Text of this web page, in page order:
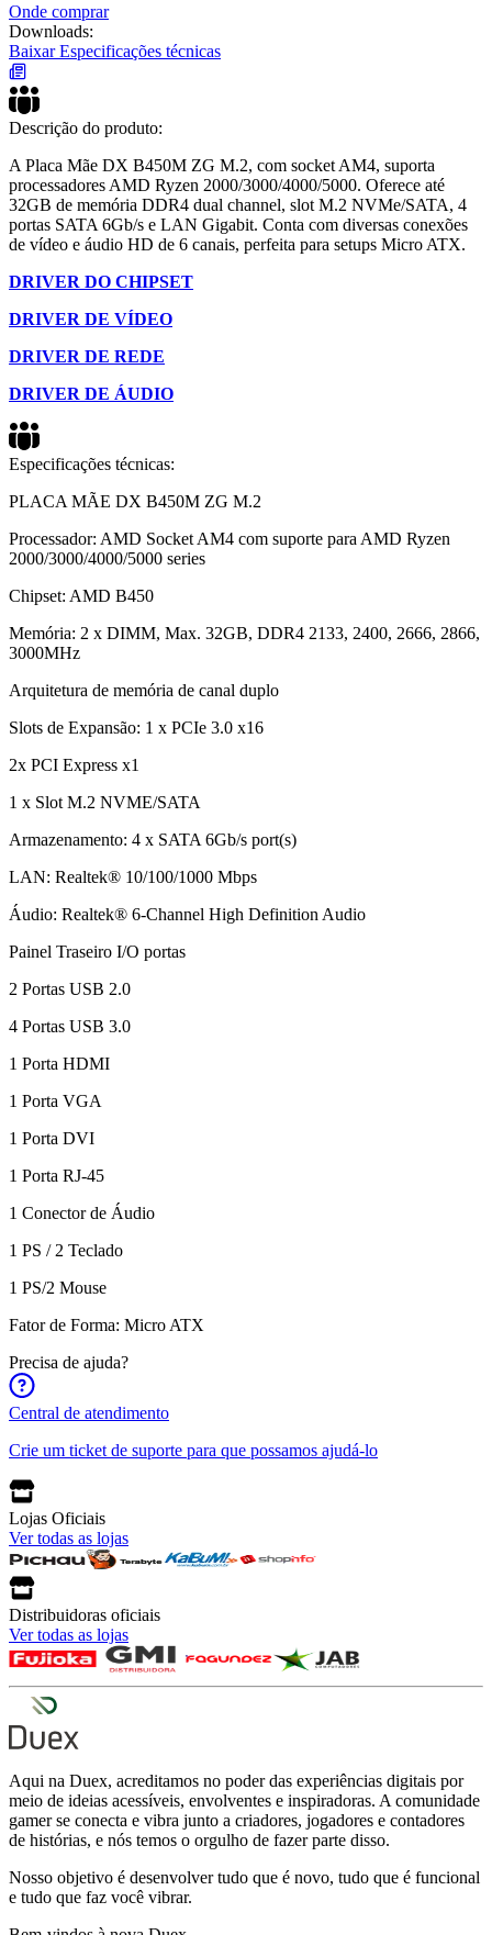
Onde comprar
Downloads:
Baixar Especificações técnicas
Descrição do produto:
A Placa Mãe DX B450M ZG M.2, com socket AM4, suporta
processadores AMD Ryzen 2000/3000/4000/5000. Oferece até
32GB de memória DDR4 dual channel, slot M.2 NVMe/SATA, 4
portas SATA 6Gb/s e LAN Gigabit. Conta com diversas conexões
de vídeo e áudio HD de 6 canais, perfeita para setups Micro ATX.
DRIVER DO CHIPSET
DRIVER DE VÍDEO
DRIVER DE REDE
DRIVER DE ÁUDIO
Especificações técnicas:
PLACA MÃE DX B450M ZG M.2
Processador: AMD Socket AM4 com suporte para AMD Ryzen
2000/3000/4000/5000 series
Chipset: AMD B450
Memória: 2 x DIMM, Max. 32GB, DDR4 2133, 2400, 2666, 2866,
3000MHz
Arquitetura de memória de canal duplo
Slots de Expansão: 1 x PCIe 3.0 x16
2x PCI Express x1
1 x Slot M.2 NVME/SATA
Armazenamento: 4 x SATA 6Gb/s port(s)
LAN: Realtek® 10/100/1000 Mbps
Áudio: Realtek® 6-Channel High Definition Audio
Painel Traseiro I/O portas
2 Portas USB 2.0
4 Portas USB 3.0
1 Porta HDMI
1 Porta VGA
1 Porta DVI
1 Porta RJ-45
1 Conector de Áudio
1 PS / 2 Teclado
1 PS/2 Mouse
Fator de Forma: Micro ATX
Precisa de ajuda?
Central de atendimento
Crie um ticket de suporte para que possamos ajudá-lo
Lojas Oficiais
Ver todas as lojas
Distribuidoras oficiais
Ver todas as lojas
Aqui na Duex, acreditamos no poder das experiências digitais por
meio de ideias acessíveis, envolventes e inspiradoras. A comunidade
gamer se conecta e vibra junto a criadores, jogadores e contadores
de histórias, e nós temos o orgulho de fazer parte disso.
Nosso objetivo é desenvolver tudo que é novo, tudo que é funcional
e tudo que faz você vibrar.